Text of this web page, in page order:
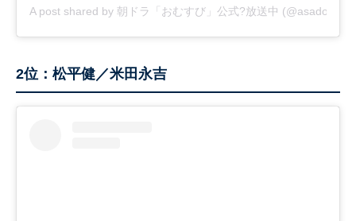
A post shared by 朝ドラ「おむすび」公式?放送中
2位：松平健／米田永吉